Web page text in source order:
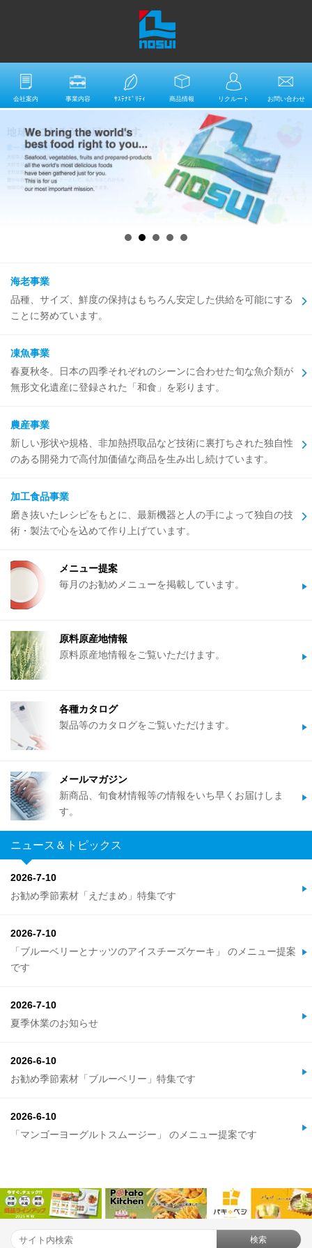
会社案内 事業内容 ｻｽﾃﾅﾋﾞﾘﾃｨ 商品情報 リクルート お問い合わせ
海老事業
品種、サイズ、鮮度の保持はもちろん安定した供給を可能にする
ことに努めています。
凍魚事業
春夏秋冬。日本の四季それぞれのシーンに合わせた旬な魚介類が
無形文化遺産に登録された「和食」を彩ります。
農産事業
新しい形状や規格、非加熱摂取品など技術に裏打ちされた独自性
のある開発力で高付加価値な商品を生み出し続けています。
加工食品事業
磨き抜いたレシピをもとに、最新機器と人の手によって独自の技
術・製法で心を込めて作り上げています。
メニュー提案
毎月のお勧めメニューを掲載しています。
原料原産地情報
原料原産地情報をご覧いただけます。
各種カタログ
製品等のカタログをご覧いただけます。
メールマガジン
新商品、旬食材情報等の情報をいち早くお届けしま
す。
ニュース＆トピックス
2026-7-10
お勧め季節素材「えだまめ」特集です
2026-7-10
「ブルーベリーとナッツのアイスチーズケーキ」 のメニュー提案
です
2026-7-10
夏季休業のお知らせ
2026-6-10
お勧め季節素材「ブルーベリー」特集です
2026-6-10
「マンゴーヨーグルトスムージー」 のメニュー提案です
検索